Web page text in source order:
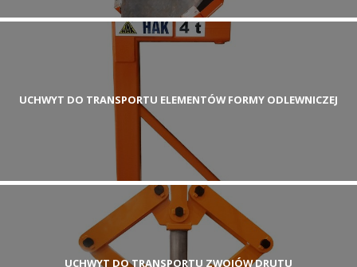
UCHWYT DO TRANSPORTU ELEMENTÓW FORMY ODLEWNICZEJ
UCHWYT DO TRANSPORTU ZWOJÓW DRUTU